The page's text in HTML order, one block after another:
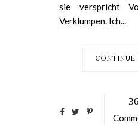
sie verspricht
Verklumpen. Ich...
CONTINUE
36